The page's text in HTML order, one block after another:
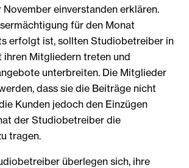
November einverstanden erklären.
für den Monat
erfolgt ist, sollten Studiobetreiber in
ihren Mitgliedern treten und
unterbreiten. Die Mitglieder
dass sie die Beiträge nicht
Kunden jedoch den Einzügen
der Studiobetreiber die
tragen.
überlegen sich, ihre